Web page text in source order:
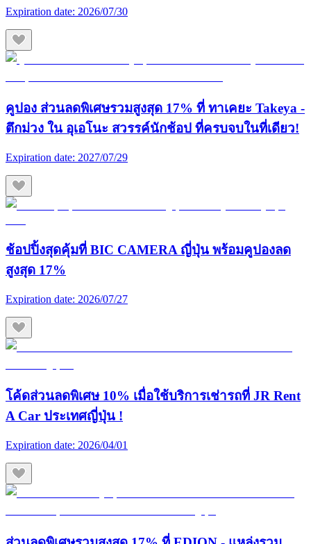
Expiration date: 2026/07/30
คูปอง ส่วนลดพิเศษรวมสูงสุด 17% ที่ ทาเคยะ Takeya -
ตึกม่วง ใน อุเอโนะ สวรรค์นักช้อป ที่ครบจบในที่เดียว!
Expiration date: 2027/07/29
ช้อปปิ้งสุดคุ้มที่ BIC CAMERA ญี่ปุ่น พร้อมคูปองลด
สูงสุด 17%
Expiration date: 2026/07/27
โค้ดส่วนลดพิเศษ 10% เมื่อใช้บริการเช่ารถที่ JR Rent
A Car ประเทศญี่ปุ่น !
Expiration date: 2026/04/01